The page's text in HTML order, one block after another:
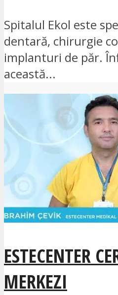
Spitalul Ekol este
dentară, chirurgie
implanturi de păr.
această...
ESTECENTER
MERKEZI